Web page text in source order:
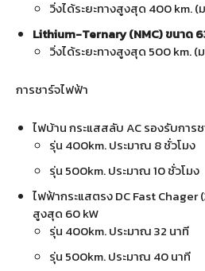
วิ่งได้ระยะทางสูงสุด 400 km. (
Lithium-Ternary (NMC) ขนาด
วิ่งได้ระยะทางสูงสุด 500 km. (
การชาร์จไฟฟ้า
ไฟบ้าน กระแสสลับ AC รองรับการ
รุ่น 400km. ประมาณ 8 ชั่วโมง
รุ่น 500km. ประมาณ 10 ชั่วโมง
ไฟฟ้ากระแสตรง DC Fast
สูงสุด 60 kW
รุ่น 400km. ประมาณ 32 นาที
รุ่น 500km. ประมาณ 40 นาที